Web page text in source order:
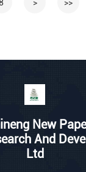
> >>
New
And
Ltd